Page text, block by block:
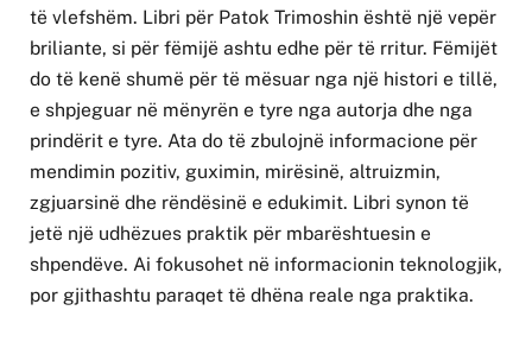
të vlefshëm. Libri për Patok Trimoshin është një vepër
briliante, si për fëmijë ashtu edhe për të rritur. Fëmijët
do të kenë shumë për të mësuar nga një histori e tillë,
e shpjeguar në mënyrën e tyre nga autorja dhe nga
prindërit e tyre. Ata do të zbulojnë informacione për
mendimin pozitiv, guximin, mirësinë, altruizmin,
zgjuarsinë dhe rëndësinë e edukimit. Libri synon të
jetë një udhëzues praktik për mbarështuesin e
shpendëve. Ai fokusohet në informacionin teknologjik,
por gjithashtu paraqet të dhëna reale nga praktika.